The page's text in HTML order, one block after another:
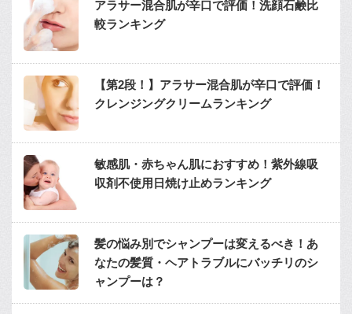
アラサー混合肌が辛口で評価！洗顔石鹸比
較ランキング
【第2段！】アラサー混合肌が辛口で評価！
クレンジングクリームランキング
敏感肌・赤ちゃん肌におすすめ！紫外線吸
収剤不使用日焼け止めランキング
髪の悩み別でシャンプーは変えるべき！あ
なたの髪質・ヘアトラブルにバッチリのシ
ャンプーは？